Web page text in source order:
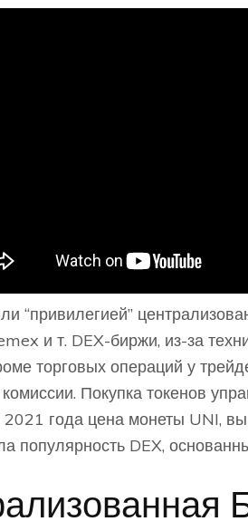
и т. DEX-биржи, из-за
торговых операций у
Покупка токенов
года цена монеты UNI,
популярность DEX,